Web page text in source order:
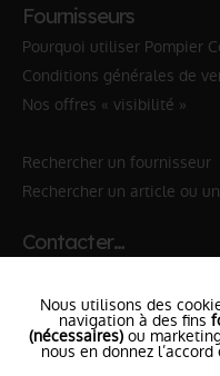
Fournisseurs
Pourquoi utiliser Pompier
Conditions générales de
Nos offres « visibilité »
Rechercher un fournisseur
Rechercher un article ou
Contacter…
✆ 18№National Sapeurs-
le SDISle plus
Nous utilisons des
navigation à des fins
(nécessaires) ou
nous en donnez